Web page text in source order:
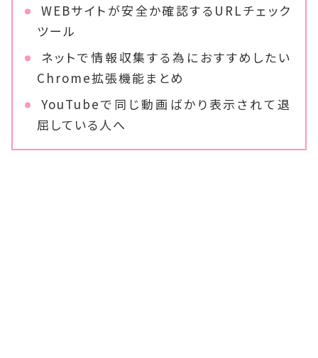
WEBサイトが安全か確認するURLチェック
ツール
ネットで情報収集する為におすすめしたい
Chrome拡張機能まとめ
YouTubeで同じ動画ばかり表示されて退
屈している人へ